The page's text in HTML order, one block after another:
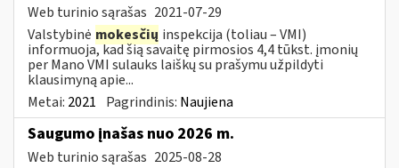
Web turinio sąrašas 2021-07-29
Valstybinė mokesčių inspekcija (toliau – VMI)
informuoja, kad šią savaitę pirmosios 4,4 tūkst. įmonių
per Mano VMI sulauks laiškų su prašymu užpildyti
klausimyną apie...
Metai: 2021 Pagrindinis: Naujiena
Saugumo įnašas nuo 2026 m.
Web turinio sąrašas 2025-08-28